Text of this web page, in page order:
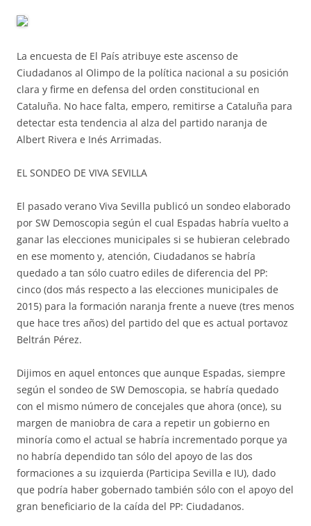
La encuesta de El País atribuye este ascenso de
Ciudadanos al Olimpo de la política nacional a su posición
clara y firme en defensa del orden constitucional en
Cataluña. No hace falta, empero, remitirse a Cataluña para
detectar esta tendencia al alza del partido naranja de
Albert Rivera e Inés Arrimadas.
EL SONDEO DE VIVA SEVILLA
El pasado verano Viva Sevilla publicó un sondeo elaborado
por SW Demoscopia según el cual Espadas habría vuelto a
ganar las elecciones municipales si se hubieran celebrado
en ese momento y, atención, Ciudadanos se habría
quedado a tan sólo cuatro ediles de diferencia del PP:
cinco (dos más respecto a las elecciones municipales de
2015) para la formación naranja frente a nueve (tres menos
que hace tres años) del partido del que es actual portavoz
Beltrán Pérez.
Dijimos en aquel entonces que aunque Espadas, siempre
según el sondeo de SW Demoscopia, se habría quedado
con el mismo número de concejales que ahora (once), su
margen de maniobra de cara a repetir un gobierno en
minoría como el actual se habría incrementado porque ya
no habría dependido tan sólo del apoyo de las dos
formaciones a su izquierda (Participa Sevilla e IU), dado
que podría haber gobernado también sólo con el apoyo del
gran beneficiario de la caída del PP: Ciudadanos.